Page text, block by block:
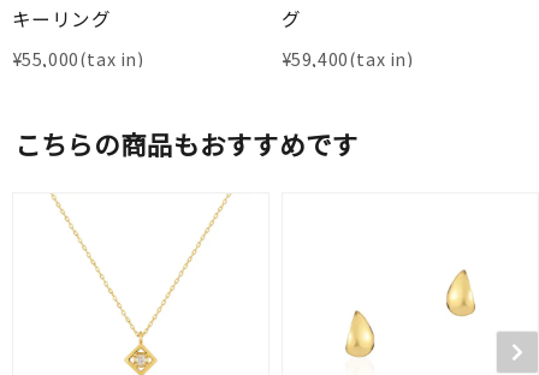
キーリング
¥55,000
グ
¥59,400
こちらの商品もおすすめです